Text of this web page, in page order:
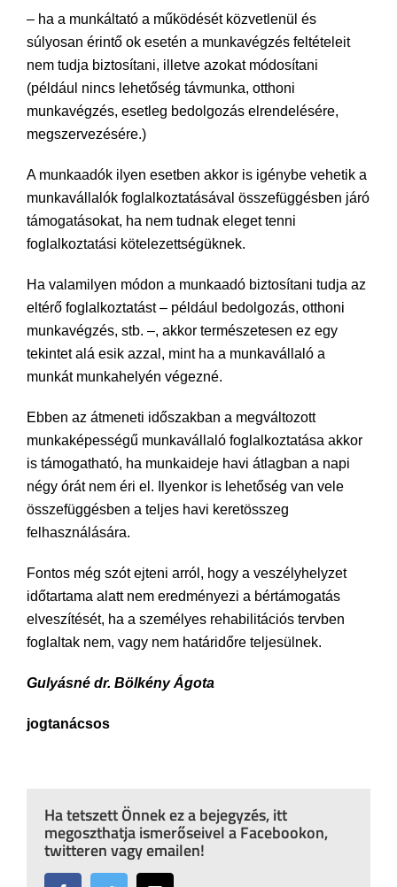
– ha a munkáltató a működését közvetlenül és
súlyosan érintő ok esetén a munkavégzés feltételeit
nem tudja biztosítani, illetve azokat módosítani
(például nincs lehetőség távmunka, otthoni
munkavégzés, esetleg bedolgozás elrendelésére,
megszervezésére.)
A munkaadók ilyen esetben akkor is igénybe vehetik a
munkavállalók foglalkoztatásával összefüggésben járó
támogatásokat, ha nem tudnak eleget tenni
foglalkoztatási kötelezettségüknek.
Ha valamilyen módon a munkaadó biztosítani tudja az
eltérő foglalkoztatást – például bedolgozás, otthoni
munkavégzés, stb. –, akkor természetesen ez egy
tekintet alá esik azzal, mint ha a munkavállaló a
munkát munkahelyén végezné.
Ebben az átmeneti időszakban a megváltozott
munkaképességű munkavállaló foglalkoztatása akkor
is támogatható, ha munkaideje havi átlagban a napi
négy órát nem éri el. Ilyenkor is lehetőség van vele
összefüggésben a teljes havi keretösszeg
felhasználására.
Fontos még szót ejteni arról, hogy a veszélyhelyzet
időtartama alatt nem eredményezi a bértámogatás
elveszítését, ha a személyes rehabilitációs tervben
foglaltak nem, vagy nem határidőre teljesülnek.
Gulyásné dr. Bölkény Ágota
jogtanácsos
Ha tetszett Önnek ez a bejegyzés, itt
megoszthatja ismerőseivel a Facebookon,
twitteren vagy emailen!